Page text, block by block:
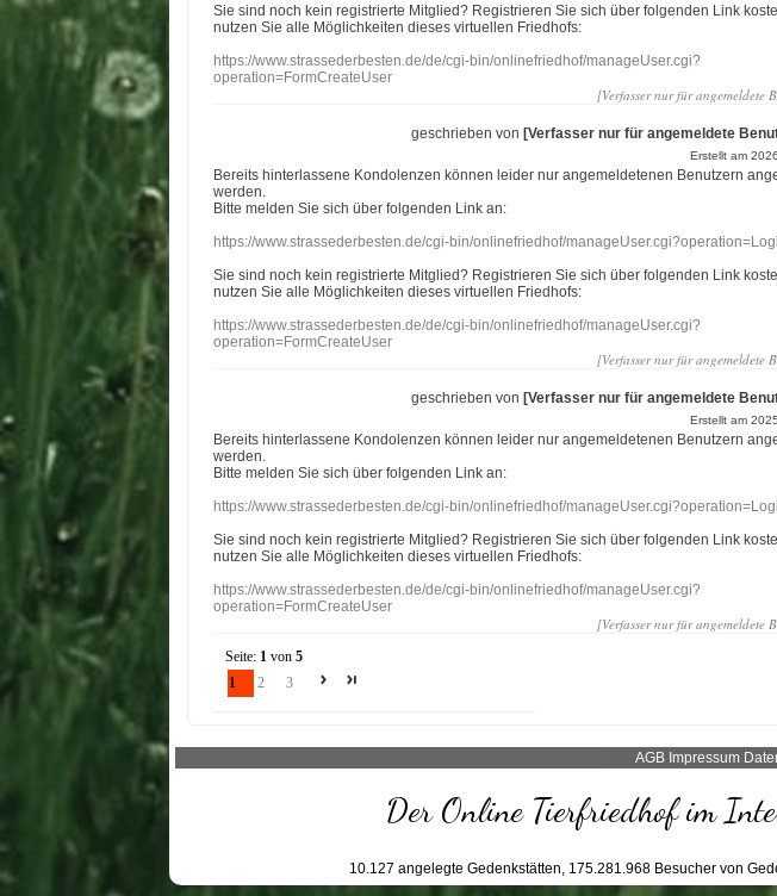
Sie sind noch kein registrierte Mitglied? Registrieren Sie sich über folgenden Link
nutzen Sie alle Möglichkeiten dieses virtuellen Friedhofs:
https://www.strassederbesten.de/de/cgi-bin/onlinefriedhof/manageUser.cgi?
operation=FormCreateUser
[Verfasser nur für angemeldete
geschrieben von[Verfasser nur für angemeldete
Erstellt am
Bereits hinterlassene Kondolenzen können leider nur angemeldetenen Benutzern
werden.
Bitte melden Sie sich über folgenden Link an:
https://www.strassederbesten.de/cgi-bin/onlinefriedhof/
Sie sind noch kein registrierte Mitglied? Registrieren Sie sich über folgenden Link
nutzen Sie alle Möglichkeiten dieses virtuellen Friedhofs:
https://www.strassederbesten.de/de/cgi-bin/onlinefriedhof/manageUser.cgi?
operation=FormCreateUser
[Verfasser nur für angemeldete
geschrieben von[Verfasser nur für angemeldete
Erstellt am
Bereits hinterlassene Kondolenzen können leider nur angemeldetenen Benutzern
werden.
Bitte melden Sie sich über folgenden Link an:
https://www.strassederbesten.de/cgi-bin/onlinefriedhof/
Sie sind noch kein registrierte Mitglied? Registrieren Sie sich über folgenden Link
nutzen Sie alle Möglichkeiten dieses virtuellen Friedhofs:
https://www.strassederbesten.de/de/cgi-bin/onlinefriedhof/manageUser.cgi?
operation=FormCreateUser
[Verfasser nur für angemeldete
Seite: 1 von5
1
2 3
AGB Impressum
Der Online Tierfriedhof im
10.127 angelegte Gedenkstätten, 175.281.968Besucher von